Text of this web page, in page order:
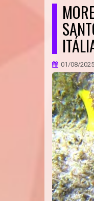
01/08/2025